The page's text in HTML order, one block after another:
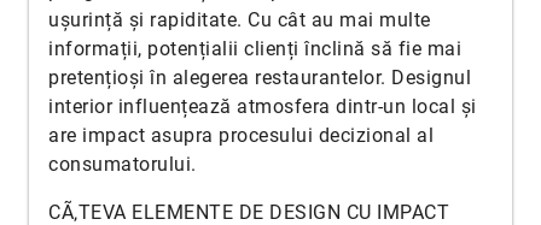
ușurință și rapiditate. Cu cât au mai multe
informații, potențialii clienți înclină să fie mai
pretențioși în alegerea restaurantelor. Designul
interior influențează atmosfera dintr-un local și
are impact asupra procesului decizional al
consumatorului.
CÃ‚TEVA ELEMENTE DE DESIGN CU IMPACT